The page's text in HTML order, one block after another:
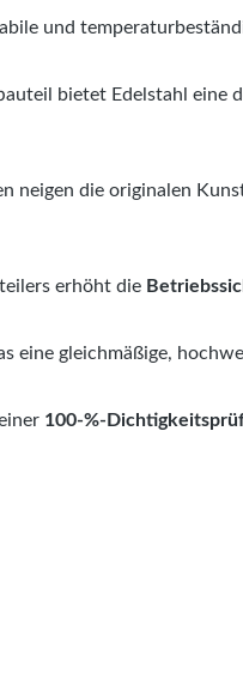
und
bietet Edelstahl eine
neigen die originalen
erhöht die
eine gleichmäßige,
100-%-